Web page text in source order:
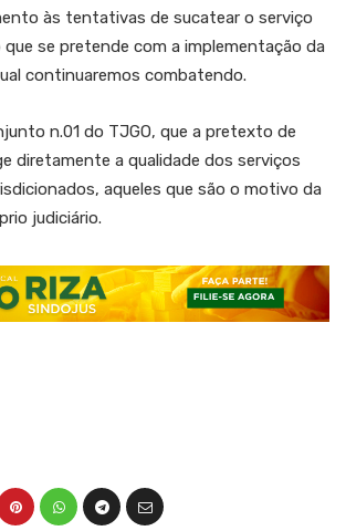
às tentativas de sucatear o serviço
se pretende com a implementação da
continuaremos combatendo.
n.01 do TJGO, que a pretexto de
diretamente a qualidade dos serviços
aqueles que são o motivo da
judiciário.